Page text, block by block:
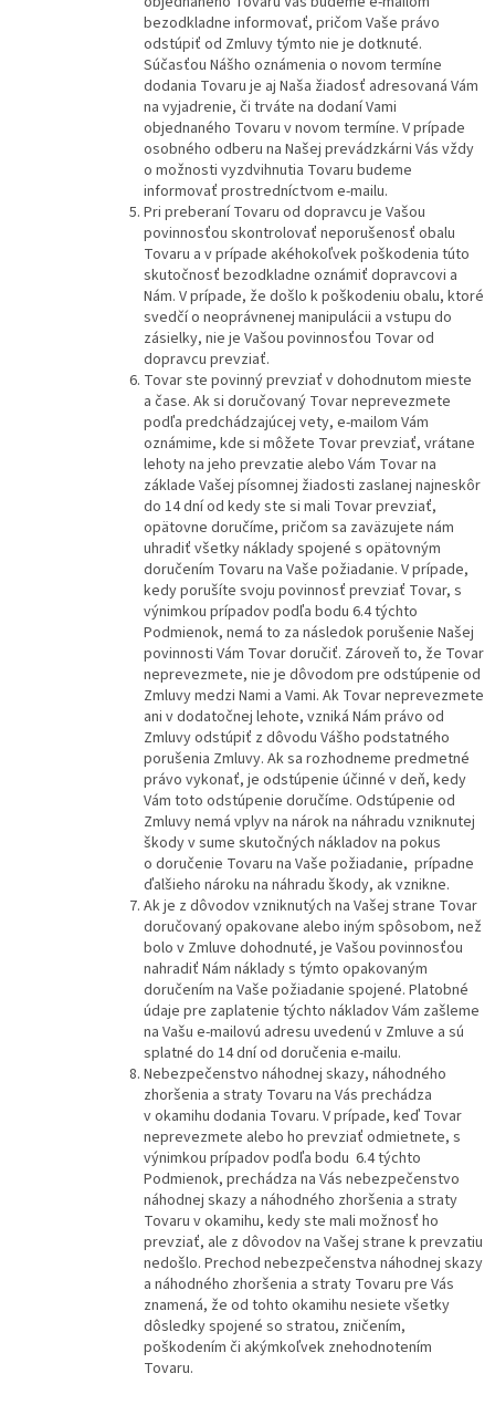
bezodkladne informovať, pričom Vaše právo
odstúpiť od Zmluvy týmto nie je dotknuté.
Súčasťou Nášho oznámenia o novom termíne
dodania Tovaru je aj Naša žiadosť adresovaná Vám
na vyjadrenie, či trváte na dodaní Vami
objednaného Tovaru v novom termíne. V prípade
osobného odberu na Našej prevádzkárni Vás vždy
o možnosti vyzdvihnutia Tovaru budeme
informovať prostredníctvom e-mailu.
Pri preberaní Tovaru od dopravcu je Vašou
povinnosťou skontrolovať neporušenosť obalu
Tovaru a v prípade akéhokoľvek poškodenia túto
skutočnosť bezodkladne oznámiť dopravcovi a
Nám. V prípade, že došlo k poškodeniu obalu, ktoré
svedčí o neoprávnenej manipulácii a vstupu do
zásielky, nie je Vašou povinnosťou Tovar od
dopravcu prevziať.
Tovar ste povinný prevziať v dohodnutom mieste
a čase. Ak si doručovaný Tovar neprevezmete
podľa predchádzajúcej vety, e-mailom Vám
oznámime, kde si môžete Tovar prevziať, vrátane
lehoty na jeho prevzatie alebo Vám Tovar na
základe Vašej písomnej žiadosti zaslanej najneskôr
do 14 dní od kedy ste si mali Tovar prevziať,
opätovne doručíme, pričom sa zaväzujete nám
uhradiť všetky náklady spojené s opätovným
doručením Tovaru na Vaše požiadanie. V prípade,
kedy porušíte svoju povinnosť prevziať Tovar, s
výnimkou prípadov podľa bodu 6.4 týchto
Podmienok, nemá to za následok porušenie Našej
povinnosti Vám Tovar doručiť. Zároveň to, že Tovar
neprevezmete, nie je dôvodom pre odstúpenie od
Zmluvy medzi Nami a Vami. Ak Tovar neprevezmete
ani v dodatočnej lehote, vzniká Nám právo od
Zmluvy odstúpiť z dôvodu Vášho podstatného
porušenia Zmluvy. Ak sa rozhodneme predmetné
právo vykonať, je odstúpenie účinné v deň, kedy
Vám toto odstúpenie doručíme. Odstúpenie od
Zmluvy nemá vplyv na nárok na náhradu vzniknutej
škody v sume skutočných nákladov na pokus
o doručenie Tovaru na Vaše požiadanie, prípadne
ďalšieho nároku na náhradu škody, ak vznikne.
Ak je z dôvodov vzniknutých na Vašej strane Tovar
doručovaný opakovane alebo iným spôsobom, než
bolo v Zmluve dohodnuté, je Vašou povinnosťou
nahradiť Nám náklady s týmto opakovaným
doručením na Vaše požiadanie spojené. Platobné
údaje pre zaplatenie týchto nákladov Vám zašleme
na Vašu e-mailovú adresu uvedenú v Zmluve a sú
splatné do 14 dní od doručenia e-mailu.
Nebezpečenstvo náhodnej skazy, náhodného
zhoršenia a straty Tovaru na Vás prechádza
v okamihu dodania Tovaru. V prípade, keď Tovar
neprevezmete alebo ho prevziať odmietnete, s
výnimkou prípadov podľa bodu 6.4 týchto
Podmienok, prechádza na Vás nebezpečenstvo
náhodnej skazy a náhodného zhoršenia a straty
Tovaru v okamihu, kedy ste mali možnosť ho
prevziať, ale z dôvodov na Vašej strane k prevzatiu
nedošlo. Prechod nebezpečenstva náhodnej skazy
a náhodného zhoršenia a straty Tovaru pre Vás
znamená, že od tohto okamihu nesiete všetky
dôsledky spojené so stratou, zničením,
poškodením či akýmkoľvek znehodnotením
Tovaru.